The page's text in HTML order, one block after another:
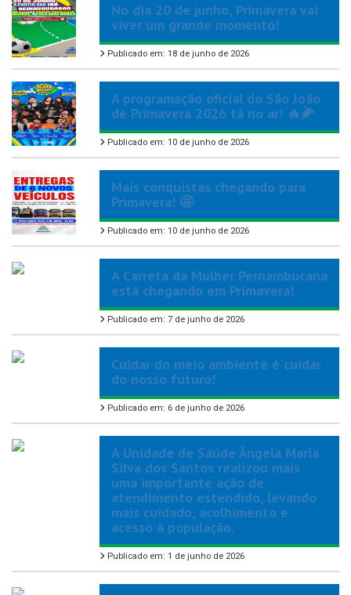
No dia 20 de junho, Primavera vai
viver um grande momento!
Publicado em: 18 de junho de 2026
A programação oficial do São João
de Primavera 2026 tá no ar! 🔥🌽
Publicado em: 10 de junho de 2026
Mais conquistas chegando para
Primavera! 🤩
Publicado em: 10 de junho de 2026
A Carreta da Mulher Pernambucana
está chegando em Primavera!
Publicado em: 7 de junho de 2026
Cuidar do meio ambiente é cuidar
do nosso futuro!
Publicado em: 6 de junho de 2026
A Unidade de Saúde Ângela Maria
Silva dos Santos realizou mais
uma importante ação de
atendimento estendido, levando
mais cuidado, acolhimento e
acesso à população.
Publicado em: 1 de junho de 2026